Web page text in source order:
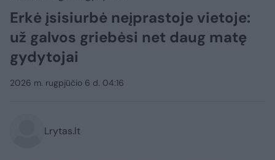
Erkė įsisiurbė neįprastoje vietoje:
už galvos griebėsi net daug matę
gydytojai
2026 m. rugpjūčio 6 d. 04:16
Lrytas.lt